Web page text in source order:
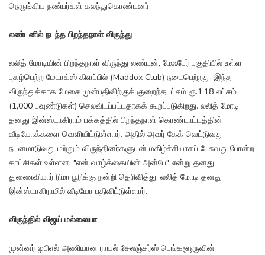
நெருங்கிய நண்பர்கள் கலந்துகொண்டனர்.
லண்டனில் நடந்த பிறந்தநாள் விருந்து
லலித் மோடியின் பிறந்தநாள் விருந்து லண்டன், மேஃபேர் பகுதியில் உள்ள
புகழ்பெற்ற மேடாக்ஸ் கிளப்பில் (Maddox Club) நடைபெற்றது. இந்த
விருந்துக்காக மேசை முன்பதிவிற்குக் குறைந்தபட்சம் ரூ.1.18 லட்சம்
(1,000 பவுண்டுகள்) செலவிடப்பட்டதாகக் கூறப்படுகிறது. லலித் மோடி
தனது இன்ஸ்டாகிராம் பக்கத்தில் பிறந்தநாள் கொண்டாட்டத்தின்
வீடியோக்களை வெளியிட்டுள்ளார். அதில் அவர் கேக் வெட்டுவது,
நடனமாடுவது மற்றும் விருந்தினர்களுடன் மகிழ்ச்சியாகப் பேசுவது போன்ற
காட்சிகள் உள்ளன. "என் வாழ்க்கையின் அன்பே" என்று தனது
துணைவியார் ரிமா பூரிக்கு நன்றி தெரிவித்து, லலித் மோடி தனது
இன்ஸ்டாகிராமில் வீடியோ பதிவிட்டுள்ளார்.
விருந்தில் விஜய் மல்லையா
முன்னர் ஐபிஎல் அணியான ராயல் சேலஞ்சர்ஸ் பெங்களூருவின்